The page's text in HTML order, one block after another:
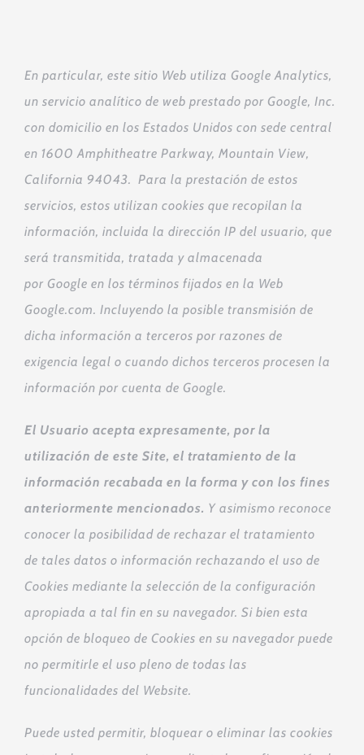
En particular, este sitio Web utiliza Google Analytics,
un servicio analítico de web prestado por Google, Inc.
con domicilio en los Estados Unidos con sede central
en 1600 Amphitheatre Parkway, Mountain View,
California 94043. Para la prestación de estos
servicios, estos utilizan cookies que recopilan la
información, incluida la dirección IP del usuario, que
será transmitida, tratada y almacenada
por Google en los términos fijados en la Web
Google.com. Incluyendo la posible transmisión de
dicha información a terceros por razones de
exigencia legal o cuando dichos terceros procesen la
información por cuenta de Google.
El Usuario acepta expresamente, por la
utilización de este Site, el tratamiento de la
información recabada en la forma y con los fines
anteriormente mencionados. Y asimismo reconoce
conocer la posibilidad de rechazar el tratamiento
de tales datos o información rechazando el uso de
Cookies mediante la selección de la configuración
apropiada a tal fin en su navegador. Si bien esta
opción de bloqueo de Cookies en su navegador puede
no permitirle el uso pleno de todas las
funcionalidades del Website.
Puede usted permitir, bloquear o eliminar las cookies